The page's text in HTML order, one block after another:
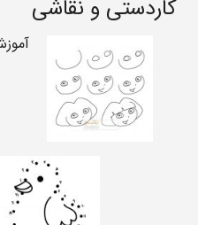
کاردستی و نقاشی